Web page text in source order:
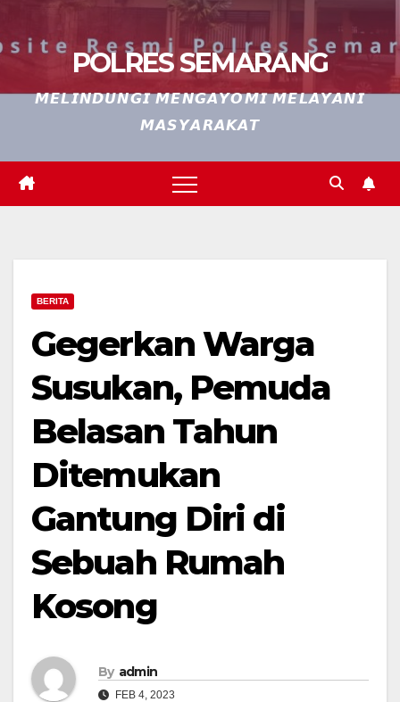
POLRES SEMARANG
𝙈𝙀𝙇𝙄𝙉𝘿𝙐𝙉𝙂𝙄 𝙈𝙀𝙉𝙂𝘼𝙔𝙊𝙈𝙄 𝙈𝙀𝙇𝘼𝙔𝘼𝙉𝙄
𝙈𝘼𝙎𝙔𝘼𝙍𝘼𝙆𝘼𝙏
BERITA
Gegerkan Warga
Susukan, Pemuda
Belasan Tahun
Ditemukan
Gantung Diri di
Sebuah Rumah
Kosong
By admin
FEB 4, 2023